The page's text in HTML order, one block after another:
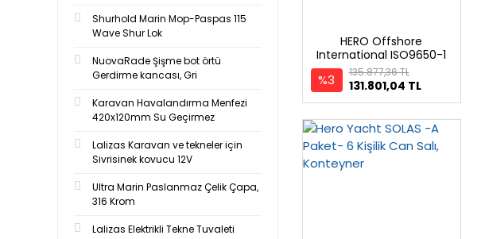
Shurhold Marin Mop-Paspas 115
Wave Shur Lok
NuovaRade Şişme bot örtü
Gerdirme kancası, Gri
Karavan Havalandırma Menfezi
420x120mm Su Geçirmez
Lalizas Karavan ve tekneler için
Sivrisinek kovucu 12V
Ultra Marin Paslanmaz Çelik Çapa,
316 Krom
Lalizas Elektrikli Tekne Tuvaleti
HERO Offshore
International ISO9650-1
Can Salı, 8 Kişilik,
Konteyner
%3 131.801,04 TL
135.877,36 TL